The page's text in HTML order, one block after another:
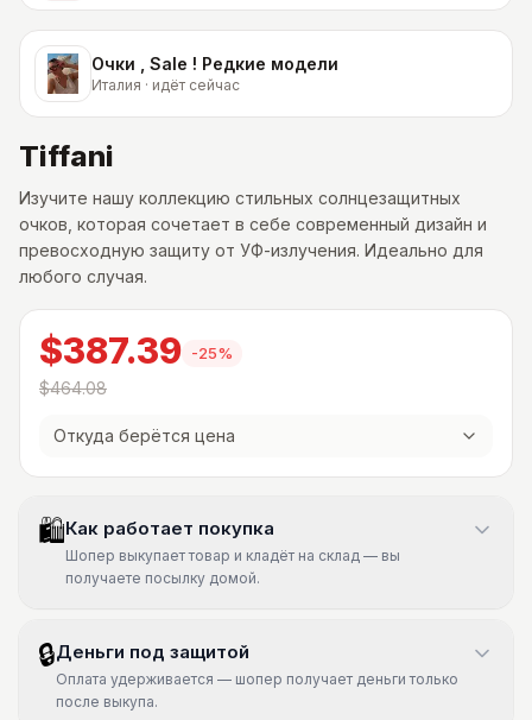
Очки , Sale ! Редкие модели
Италия · идёт сейчас
Tiffani
Изучите нашу коллекцию стильных солнцезащитных
очков, которая сочетает в себе современный дизайн и
превосходную защиту от УФ-излучения. Идеально для
любого случая.
$387.39 -25%
$464.08
Откуда берётся цена
🛍Как работает покупка
Шопер выкупает товар и кладёт на склад — вы
получаете посылку домой.
🔒Деньги под защитой
Оплата удерживается — шопер получает деньги только
после выкупа.